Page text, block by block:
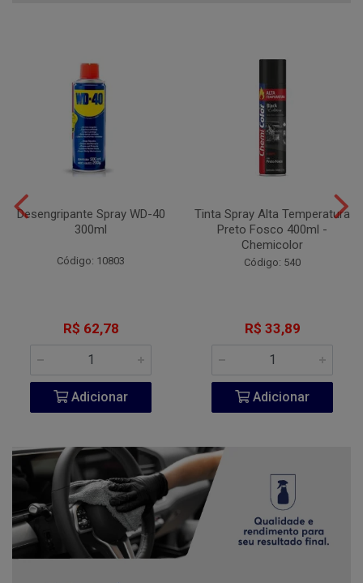
Desengripante Spray WD-40
300ml
Código: 10803
R$ 62,78
Adicionar
Tinta Spray Alta Temperatura
Preto Fosco 400ml -
Chemicolor
Código: 540
R$ 33,89
Adicionar